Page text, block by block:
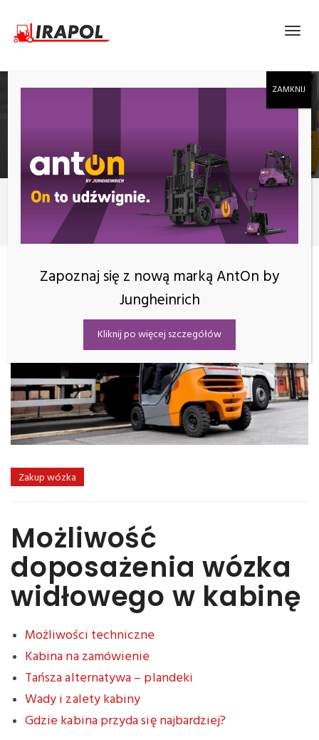
Zakup wózka
Możliwość doposażenia wózka widłowego w kabinę
Zakup wózka
Możliwość
doposażenia wózka
widłowego w kabinę
Możliwości techniczne
Kabina na zamówienie
Tańsza alternatywa – plandeki
Wady i zalety kabiny
Gdzie kabina przyda się najbardziej?
Zapoznaj się z nową marką AntOn by
Jungheinrich
Kliknij po więcej szczegółów